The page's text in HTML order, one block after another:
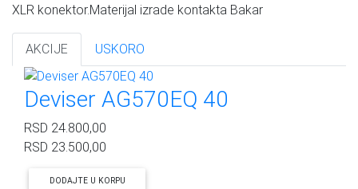
XLR konektor.Materijal izrade kontakta Bakar
AKCIJE USKORO
Deviser AG570EQ 40
RSD 24.800,00
RSD 23.500,00
DODAJTE U KORPU